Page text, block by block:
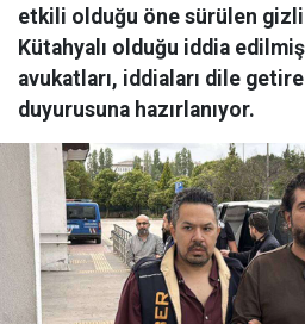
etkili olduğu öne sürülen gizli
Kütahyalı olduğu iddia
avukatları, iddiaları dile
duyurusuna hazırlanıyor.